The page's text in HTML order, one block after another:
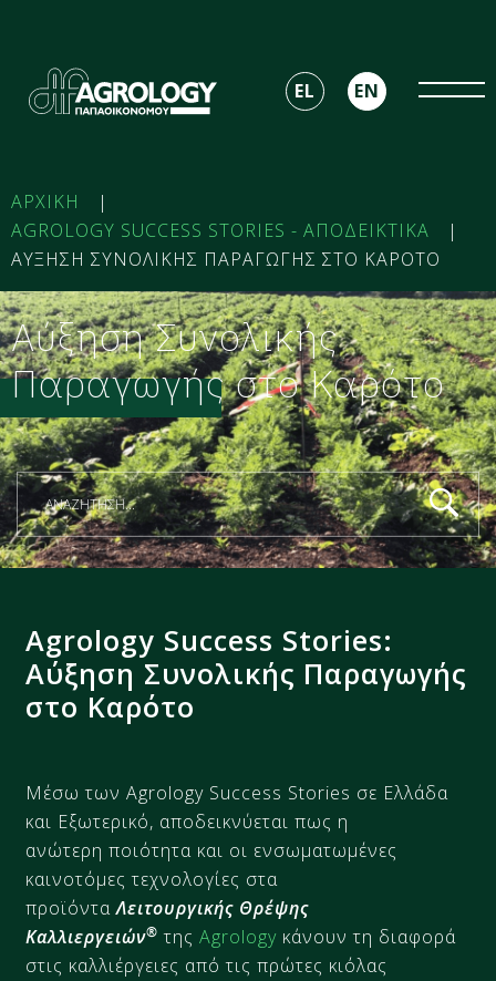
EL EN
ΑΡΧΙΚΗ
|
AGROLOGY SUCCESS STORIES - ΑΠΟΔΕΙΚΤΙΚΑ
|
ΑΥΞΗΣΗ ΣΥΝΟΛΙΚΗΣ ΠΑΡΑΓΩΓΗΣ ΣΤΟ ΚΑΡΟΤΟ ​
Αύξηση Συνολικής
Παραγωγής στο Καρότο ​
Agrology Success Stories:
Αύξηση Συνολικής Παραγωγής
στο Καρότο
Μέσω των Agrology Success Stories σε Ελλάδα
και Εξωτερικό, αποδεικνύεται πως η
ανώτερη ποιότητα και οι ενσωματωμένες
καινοτόμες τεχνολογίες στα
προϊόνταΛειτουργικής Θρέψης
Καλλιεργειών® τηςAgrology κάνουν τη διαφορά
στις καλλιέργειες από τις πρώτες κιόλας